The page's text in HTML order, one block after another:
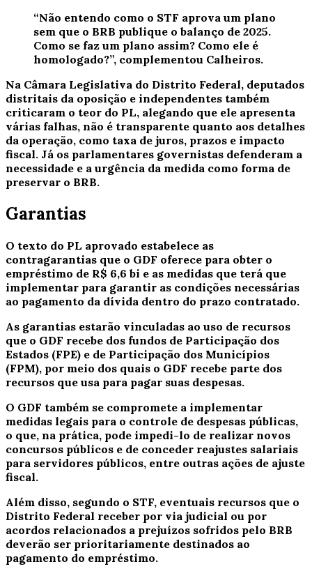
“Não entendo como o STF aprova um plano
sem que o BRB publique o balanço de 2025.
Como se faz um plano assim? Como ele é
homologado?”, complementou Calheiros.
Na Câmara Legislativa do Distrito Federal, deputados
distritais da oposição e independentes também
criticaram o teor do PL, alegando que ele apresenta
várias falhas, não é transparente quanto aos detalhes
da operação, como taxa de juros, prazos e impacto
fiscal. Já os parlamentares governistas defenderam a
necessidade e a urgência da medida como forma de
preservar o BRB.
Garantias
O texto do PL aprovado estabelece as
contragarantias que o GDF oferece para obter o
empréstimo de R$ 6,6 bi e as medidas que terá que
implementar para garantir as condições necessárias
ao pagamento da dívida dentro do prazo contratado.
As garantias estarão vinculadas ao uso de recursos
que o GDF recebe dos fundos de Participação dos
Estados (FPE) e de Participação dos Municípios
(FPM), por meio dos quais o GDF recebe parte dos
recursos que usa para pagar suas despesas.
O GDF também se compromete a implementar
medidas legais para o controle de despesas públicas,
o que, na prática, pode impedi-lo de realizar novos
concursos públicos e de conceder reajustes salariais
para servidores públicos, entre outras ações de ajuste
fiscal.
Além disso, segundo o STF, eventuais recursos que o
Distrito Federal receber por via judicial ou por
acordos relacionados a prejuízos sofridos pelo BRB
deverão ser prioritariamente destinados ao
pagamento do empréstimo.